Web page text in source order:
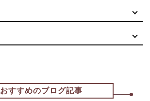
おすすめのブログ記事